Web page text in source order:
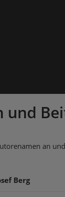
und
an
Berg